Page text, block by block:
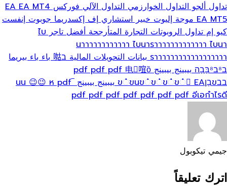
تداول ألجوالتداول الخوارزميالتداول الآليفوركس EAEA MT4
EA MT5 موجة إليوتخبير استشاريإف إكسدريماجوبوت إنفست
كيو إمتداول الروبوتاتالتجارة المتأرجحةأفضل تاجرไบ
นาาาาาาาาาาาาไบนาราาาาาาาาาาาาาไบนา
ราาาาาาาาาาาาาาาาาา بيانات التحويلات الماليةב𠵎 باء باء بيريما
ב⁸ב⁸בָּבָה
بيبينج بيبينج pdf pdf pdf电򋇂𠵌ȍ
בבขבָןข்ขนข்ข்ข்ข் EA
بيبينج بيبينج ‾นน 😉😉ห pdf
pdf pdf pdf pdf pdf pdf pdfอีเอกำไรดี
جيمي تيكوبول
اترك تعليقاً